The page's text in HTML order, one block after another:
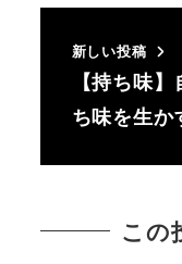
新しい投稿
【持ち味
ち味を生か
この